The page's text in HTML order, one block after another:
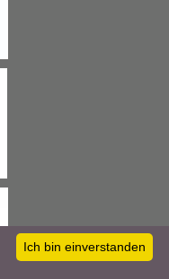
Ich bin einverstanden